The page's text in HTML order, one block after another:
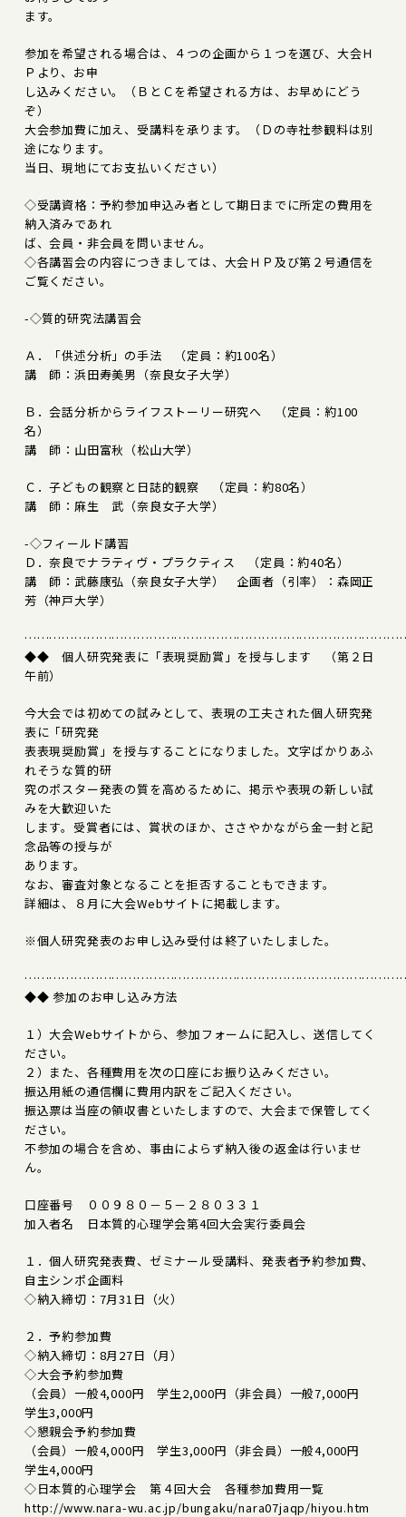
ます。
参加を希望される場合は、４つの企画から１つを選び、大会Ｈ
Ｐより、お申
し込みください。（ＢとＣを希望される方は、お早めにどう
ぞ）
大会参加費に加え、受講料を承ります。（Ｄの寺社参観料は別
途になります。
当日、現地にてお支払いください）
◇受講資格：予約参加申込み者として期日までに所定の費用を
納入済みであれ
ば、会員・非会員を問いません。
◇各講習会の内容につきましては、大会ＨＰ及び第２号通信を
ご覧ください。
-◇質的研究法講習会
Ａ．「供述分析」の手法 （定員：約100名）
講 師：浜田寿美男（奈良女子大学）
Ｂ．会話分析からライフストーリー研究へ （定員：約100
名）
講 師：山田富秋（松山大学）
Ｃ．子どもの観察と日誌的観察 （定員：約80名）
講 師：麻生 武（奈良女子大学）
-◇フィールド講習
Ｄ．奈良でナラティヴ・プラクティス （定員：約40名）
講 師：武藤康弘（奈良女子大学） 企画者（引率）：森岡正
芳（神戸大学）
◆◆ 個人研究発表に「表現奨励賞」を授与します （第２日
午前）
今大会では初めての試みとして、表現の工夫された個人研究発
表に「研究発
表表現奨励賞」を授与することになりました。文字ばかりあふ
れそうな質的研
究のポスター発表の質を高めるために、掲示や表現の新しい試
みを大歓迎いた
します。受賞者には、賞状のほか、ささやかながら金一封と記
念品等の授与が
あります。
なお、審査対象となることを拒否することもできます。
詳細は、８月に大会Webサイトに掲載します。
※個人研究発表のお申し込み受付は終了いたしました。
◆◆ 参加のお申し込み方法
１）大会Webサイトから、参加フォームに記入し、送信してく
ださい。
２）また、各種費用を次の口座にお振り込みください。
振込用紙の通信欄に費用内訳をご記入ください。
振込票は当座の領収書といたしますので、大会まで保管してく
ださい。
不参加の場合を含め、事由によらず納入後の返金は行いませ
ん。
口座番号 ００９８０－５－２８０３３１
加入者名 日本質的心理学会第4回大会実行委員会
１．個人研究発表費、ゼミナール受講料、発表者予約参加費、
自主シンポ企画料
◇納入締切：7月31日（火）
２．予約参加費
◇納入締切：8月27日（月）
◇大会予約参加費
（会員）一般4,000円 学生2,000円（非会員）一般7,000円
学生3,000円
◇懇親会予約参加費
（会員）一般4,000円 学生3,000円（非会員）一般4,000円
学生4,000円
◇日本質的心理学会 第４回大会 各種参加費用一覧
http://www.nara-wu.ac.jp/bungaku/nara07jaqp/hiyou.htm